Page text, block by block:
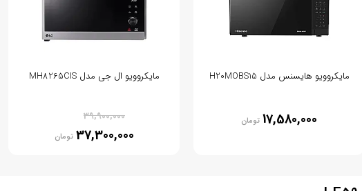
مایکروویو هایسنس مدل H20MOBS15
17,580,000 تومان
مایکروویو ال جی مدل MH8265CIS
39,900,000
37,300,000 تومان